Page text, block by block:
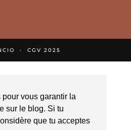
vous garantir la
sur le blog. Si tu
que tu acceptes
CGV 2025